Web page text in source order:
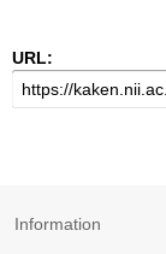
URL:
Information